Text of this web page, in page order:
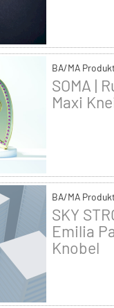
BA/MA
SOMA |
Maxi
BA/MA
SKY
Emilia
Knobel